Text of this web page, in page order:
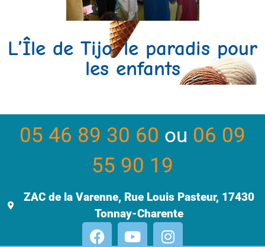
L’Île de Tijo, le paradis pour
les enfants
05 46 89 30 60 ou 06 09
55 90 19
ZAC de la Varenne, Rue Louis Pasteur, 17430
Tonnay-Charente